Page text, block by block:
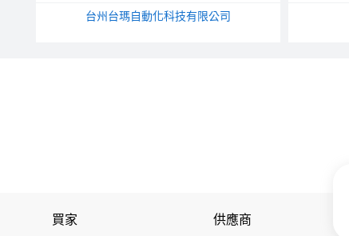
台州台瑪自動化科技有限公司
買家 供應商